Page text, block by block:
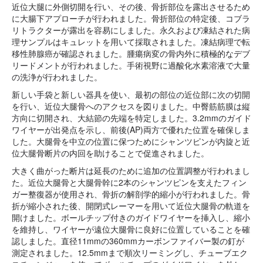
近位大腿に外側切開を行い、その後、骨折部位を露出させるため
に大腸下アプローチが行われました。骨折部位の特定後、コブラ
リトラクターが露出を容易にしました。永久および凍結された病
理サンプルはキュレットを用いて採取されました。凍結病理で転
移性肺腺癌が確認されました。腫瘍病変の骨内外に積極的なデブ
リードメントが行われました。手術視野に過酸化水素溶液で大量
の洗浄が行われました。
新しい手袋と新しい器具を使い、最初の部位の近位部に次の切開
を行い、近位大腿骨へのアクセスを図りました。中臀筋筋膜は縦
方向に切開され、大結節の先端を特定しました。3.2mmのガイド
ワイヤーが出発点を示し、前後(AP)両方で優れた位置を確保しま
した。大腿骨を中立の位置に保つためにシャンツピンが内旋と近
位大腿骨断片の内回を助けることで促進されました。
大きく曲がった断片は延長のために追加の位置調整が行われまし
た。近位大腿骨と大腿骨幹に2本のシャンツピンを支えたフィン
ガー整復器が使用され、骨折の解剖学的縮小が行われました。骨
折が縮小された後、開閉式レーマーを用いて近位大腿骨の軌道を
開けました。ボールチップ付きのガイドワイヤーを挿入し、縮小
を維持し、ワイヤーが遠位大腿骨に良好に位置していることを確
認しました。直径11mmの360mmカーボンファイバー製の釘が
測定されました。12.5mmまで順次リーミングし、チューブエク